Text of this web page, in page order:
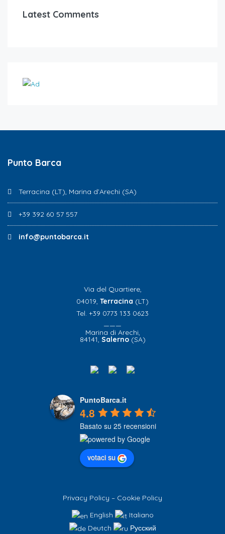
Latest Comments
Punto Barca
Terracina (LT), Marina d’Arechi (SA)
+39 392 60 57 557
info@puntobarca.it
Via del Quartiere,
04019, Terracina (LT)
Tel. +39 0773 133 0623
———
Marina di Arechi,
84141, Salerno(SA)
PuntoBarca.it
4.8
Basato su 25 recensioni
votaci su
Privacy Policy – Cookie Policy
English
Italiano
Deutch
Русский